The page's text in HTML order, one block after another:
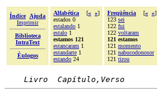
Índice
Ajuda
Imprimir
Biblioteca
IntraText
Èulogos
Alfabética [« »]
estados 0
estalando 1
estalo 1
estamos 121
estancaram 1
estandarte 1
estando 24
Freqüência [« »]
123 sei
122 fui
122 voltaram
121 estamos
121 momento
121 nabucodonosor
121 tirou
Livro  Capítulo,Verso